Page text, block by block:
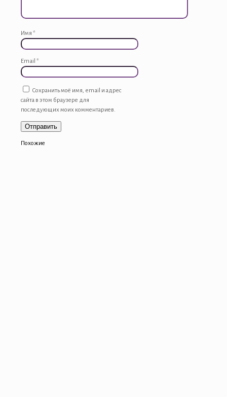
Имя *
Email *
Сохранить моё имя, email и адрес
сайта в этом браузере для
последующих моих комментариев.
Похожие